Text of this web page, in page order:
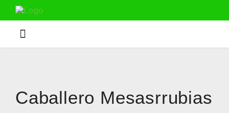
Caballero Mesasrrubias